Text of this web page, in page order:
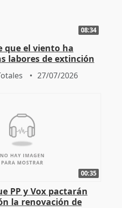
08:34
que el viento ha
labores de extinción
27/07/2026
00:35
PP y Vox pactarán
la renovación de